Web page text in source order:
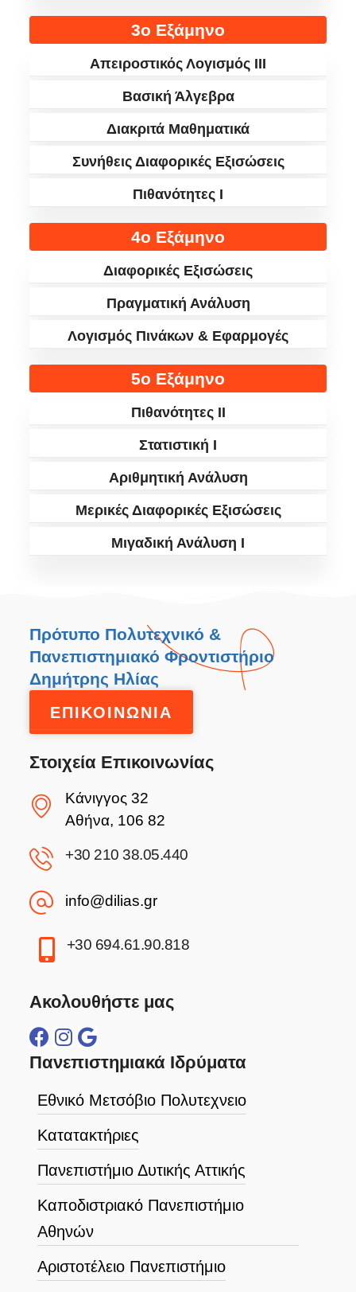
3ο Εξάμηνο
Απειροστικός Λογισμός III
Βασική Άλγεβρα
Διακριτά Μαθηματικά
Συνήθεις Διαφορικές Εξισώσεις
Πιθανότητες I
4ο Εξάμηνο
Διαφορικές Εξισώσεις
Πραγματική Ανάλυση
Λογισμός Πινάκων & Εφαρμογές
5ο Εξάμηνο
Πιθανότητες II
Στατιστική I
Αριθμητική Ανάλυση
Μερικές Διαφορικές Εξισώσεις
Μιγαδική Ανάλυση I
Πρότυπο Πολυτεχνικό &
Πανεπιστημιακό Φροντιστήριο
Δημήτρης Ηλίας
ΕΠΙΚΟΙΝΩΝΙΑ
Στοιχεία Επικοινωνίας
Κάνιγγος 32
Αθήνα, 106 82
+30 210 38.05.440
info@dilias.gr
+30 694.61.90.818
Ακολουθήστε μας
Πανεπιστημιακά Ιδρύματα
Εθνικό Μετσόβιο Πολυτεχνειο
Κατατακτήριες
Πανεπιστήμιο Δυτικής Αττικής
Καποδιστριακό Πανεπιστήμιο
Αθηνών
Αριστοτέλειο Πανεπιστήμιο